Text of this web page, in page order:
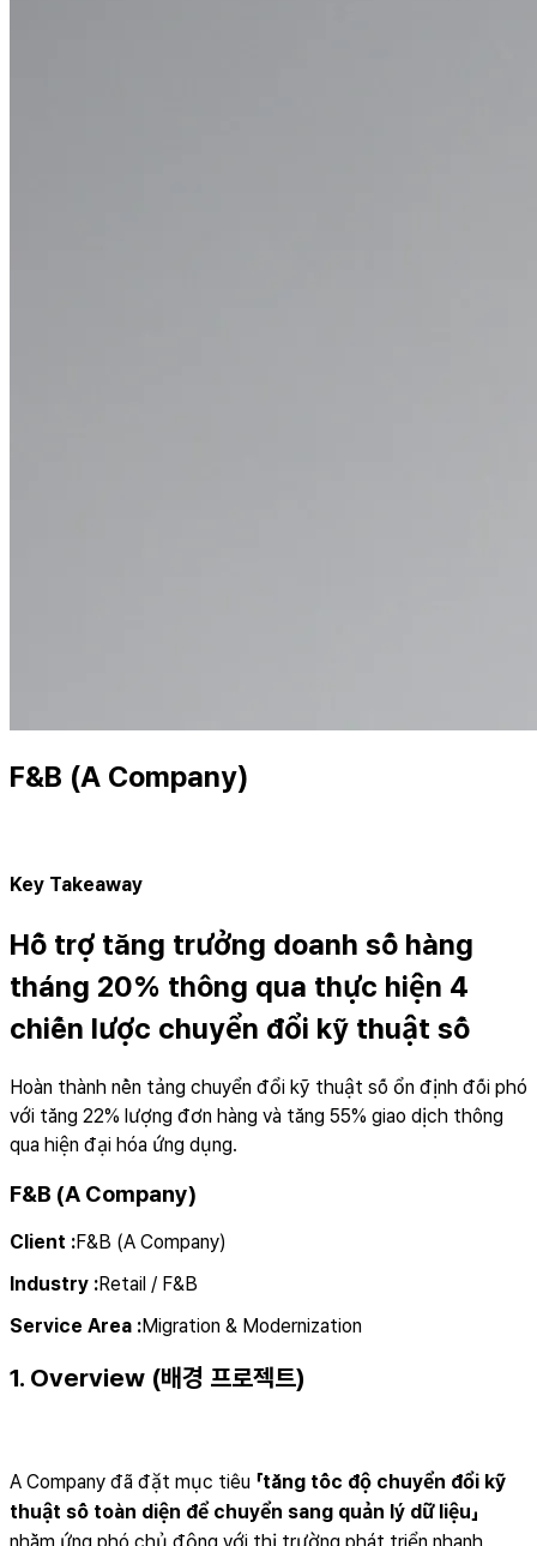
F&B (A Company)
Key Takeaway
Hỗ trợ tăng trưởng doanh số hàng
tháng 20% thông qua thực hiện 4
chiến lược chuyển đổi kỹ thuật số
Hoàn thành nền tảng chuyển đổi kỹ thuật số ổn định đối phó
với tăng 22% lượng đơn hàng và tăng 55% giao dịch thông
qua hiện đại hóa ứng dụng.
F&B (A Company)
Client :F&B (A Company)
Industry :Retail / F&B
Service Area :Migration & Modernization
1. Overview (배경 프로젝트)
A Company đã đặt mục tiêu 「tăng tốc độ chuyển đổi kỹ
thuật số toàn diện để chuyển sang quản lý dữ liệu」